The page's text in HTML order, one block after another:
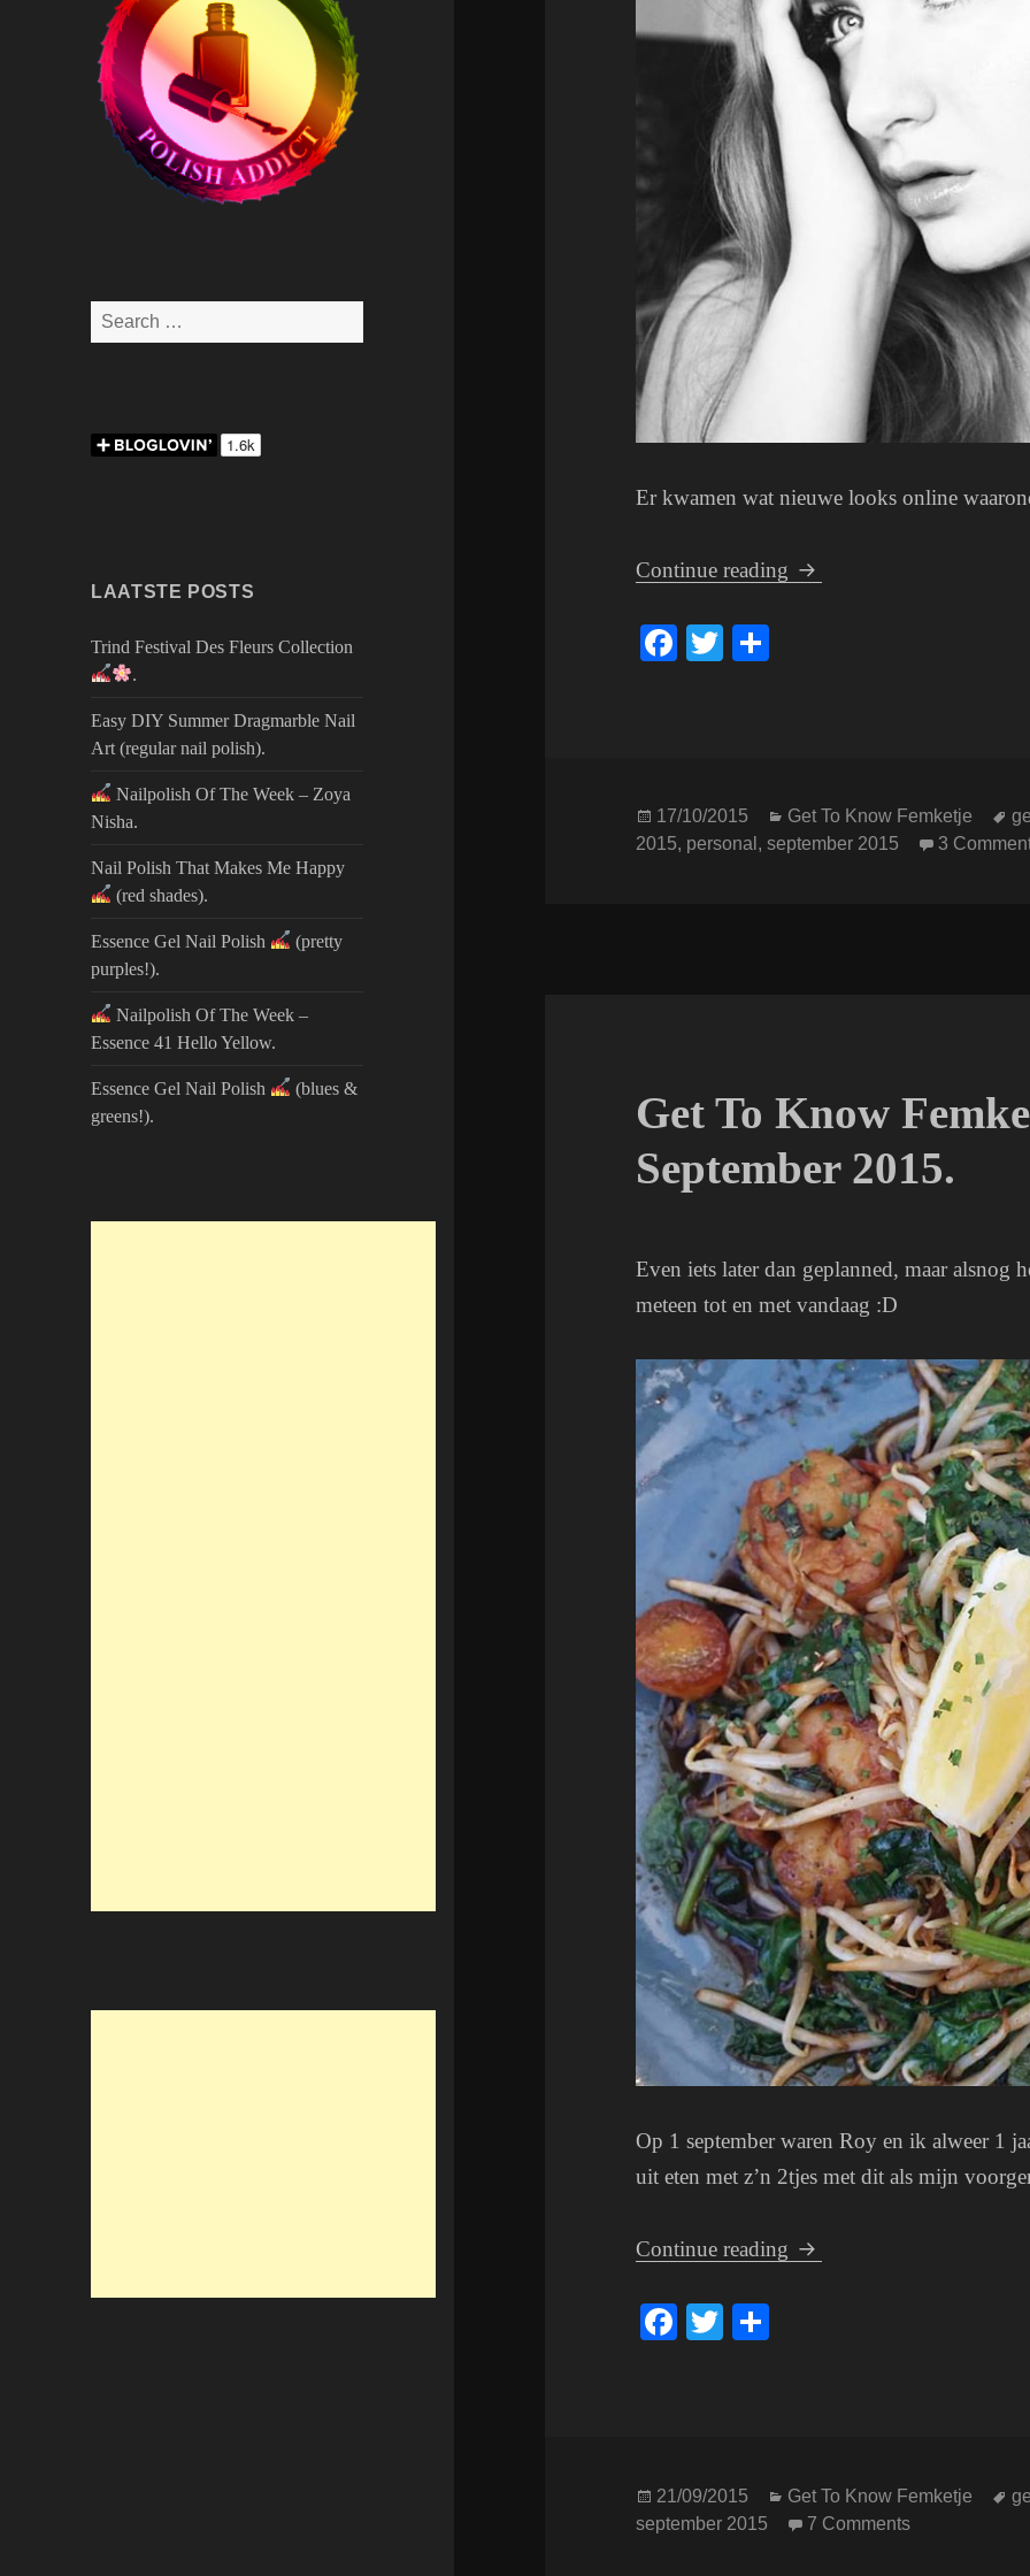
Search
for:
LAATSTE POSTS
Trind Festival Des Fleurs Collection
.
Easy DIY Summer Dragmarble Nail
Art (regular nail polish).
Nailpolish Of The Week – Zoya
Nisha.
Nail Polish That Makes Me Happy
(red shades).
Essence Gel Nail Polish
(pretty
purples!).
Nailpolish Of The Week –
Essence 41 Hello Yellow.
Essence Gel Nail Polish
(blues &
greens!).
Er kwamen wat nieuwe looks online
Continue reading Get To Know Femketje;
Fa
T
Posted
on
17/10/2015 Categories
Get To Know Femketje
2015, personal ,september 2015 3
Get To Know
September 2015.
Even iets later dan geplanned, maar
meteen tot en met vandaag :D
Op 1 september waren Roy en ik alweer 1
uit eten met z’n 2tjes met dit als mijn
Continue reading Get To Know Femketje;
Fa
T
Posted
on
21/09/2015 Categories
Get To Know Femketje
september 2015
7 Commentson Get To